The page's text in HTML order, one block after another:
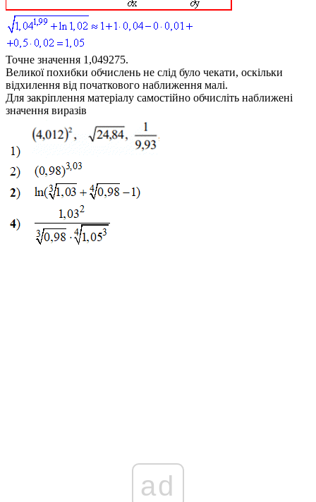
Точне значення 1,049275.
Великої похибки обчислень не слід було чекати, оскільки
відхилення від початкового наближення малі.
Для закріплення матеріалу самостійно обчисліть наближені
значення виразів
ad